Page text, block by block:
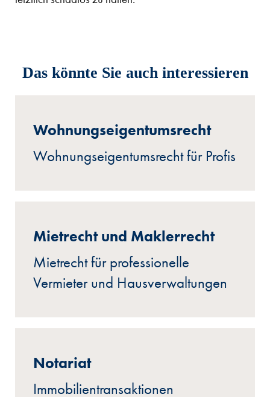
Das könnte Sie auch interessieren
Wohnungseigentumsrecht
Wohnungseigentumsrecht für Profis
Mietrecht und Maklerrecht
Mietrecht für professionelle
Vermieter und Hausverwaltungen
Notariat
Immobilientransaktionen